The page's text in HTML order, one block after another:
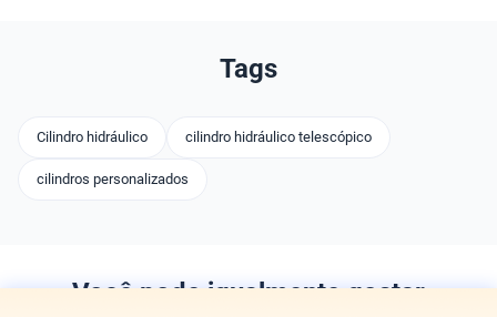
Tags
Cilindro hidráulico cilindro hidráulico telescópico
cilindros personalizados
Você pode igualmente gostar